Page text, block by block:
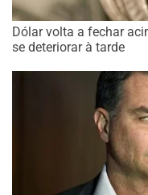
Dólar volta a fechar
se deteriorar à tarde